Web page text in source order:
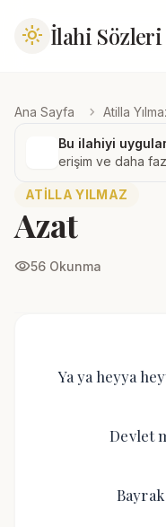
light_mode İlahi Sözleri
Ana Sayfa chevron_right Atilla
Bu ilahiyi
erişim ve daha
ATILLA YILMAZ
Azat
visibility56 Okunma
Ya ya heyya
Devlet